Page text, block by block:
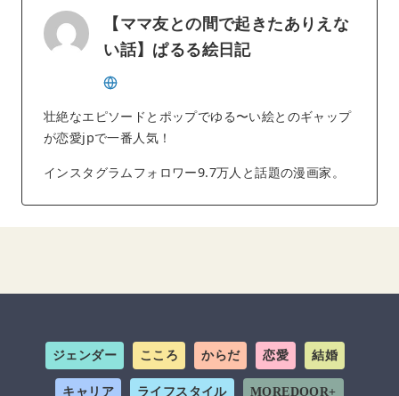
【ママ友との間で起きたありえな
い話】ぱるる絵日記
壮絶なエピソードとポップでゆる〜い絵とのギャップ
が恋愛jpで一番人気！
インスタグラムフォロワー9.7万人と話題の漫画家。
ジェンダー こころ からだ 恋愛 結婚
キャリア ライフスタイル MOREDOOR+